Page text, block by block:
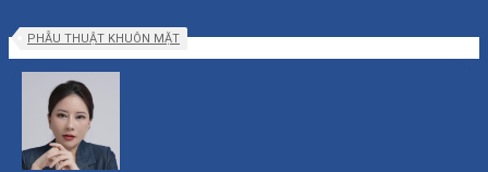
PHẪU THUẬT KHUÔN MẶT